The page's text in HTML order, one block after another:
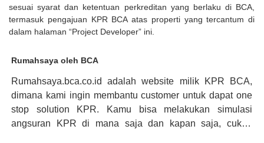
sesuai syarat dan ketentuan perkreditan yang berlaku di BCA,
termasuk pengajuan KPR BCA atas properti yang tercantum di
dalam halaman “Project Developer” ini.
Rumahsaya oleh BCA
Rumahsaya.bca.co.id adalah website milik KPR BCA,
dimana kami ingin membantu customer untuk dapat one
stop solution KPR. Kamu bisa melakukan simulasi
angsuran KPR di mana saja dan kapan saja, cukup